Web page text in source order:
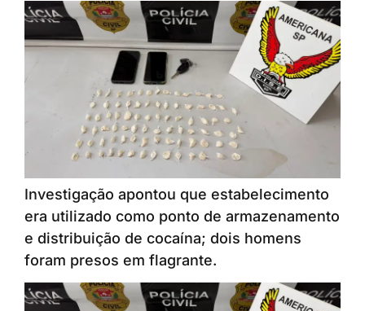
Investigação apontou que estabelecimento
era utilizado como ponto de armazenamento
e distribuição de cocaína; dois homens
foram presos em flagrante.